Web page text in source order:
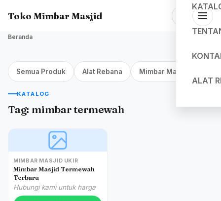
Toko Mimbar Masjid
ALAT
Beranda
Semua Produk Alat Rebana Mimbar Masjid Jakarta
KATALOG
Tag: mimbar termewah
MIMBAR MASJID UKIR
Mimbar Masjid Termewah
Terbaru
Hubungi kami untuk harga